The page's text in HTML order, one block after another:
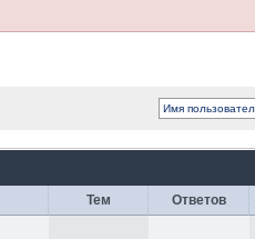
Тем Ответов